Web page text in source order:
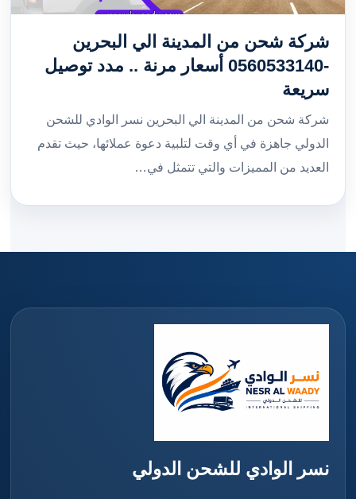
شركة شحن من المدينة الي البحرين
-0560533140 أسعار مرنة .. مدد توصيل
سريعة
شركة شحن من المدينة الي البحرين نسر الوادي للشحن
الدولي جاهزة في أي وقت لتلبية دعوة عملائها، حيث تقدم
العديد من المميزات والتي تتمثل في…
نسر الوادي للشحن الدولي